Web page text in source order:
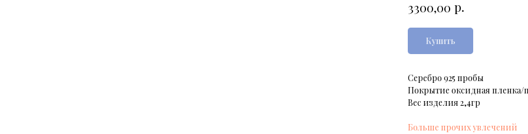
3300,00 р.
Купить
Серебро 925 пробы
Покрытие оксидная пленка/
Вес изделия 2,4гр
Больше прочих увлечений